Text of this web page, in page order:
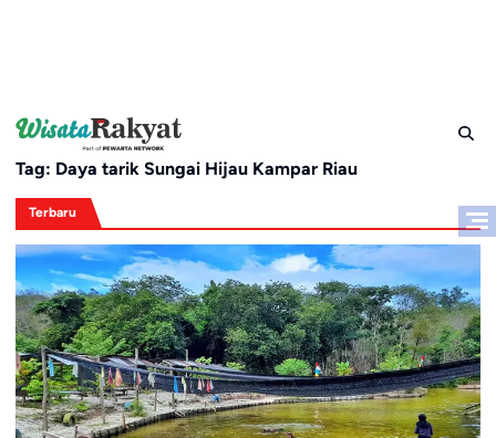
Tag: Daya tarik Sungai Hijau Kampar Riau
Terbaru